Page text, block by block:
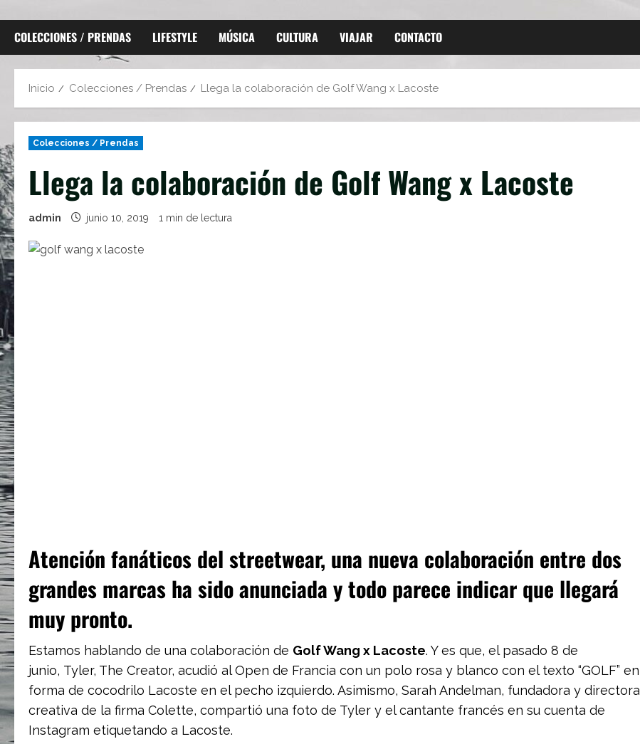
COLECCIONES / PRENDAS LIFESTYLE MÚSICA CULTURA VIAJAR CONTACTO
Inicio Colecciones / Prendas Llega la colaboración de Golf Wang x Lacoste
Colecciones / Prendas
Llega la colaboración de Golf Wang x Lacoste
admin junio 10, 2019 1 min de lectura
Atención fanáticos del streetwear, una nueva colaboración entre dos
grandes marcas ha sido anunciada y todo parece indicar que llegará
muy pronto.
Estamos hablando de una colaboración de Golf Wang x Lacoste. Y es que, el pasado 8 de
junio, Tyler, The Creator, acudió al Open de Francia con un polo rosa y blanco con el texto “GOLF” en
forma de cocodrilo Lacoste en el pecho izquierdo. Asimismo, Sarah Andelman, fundadora y directora
creativa de la firma Colette, compartió una foto de Tyler y el cantante francés en su cuenta de
Instagram etiquetando a Lacoste.